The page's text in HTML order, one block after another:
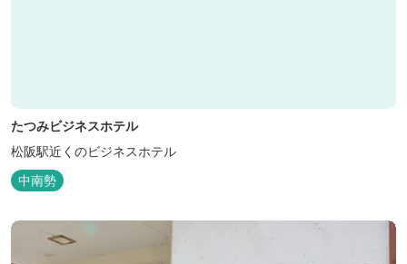
たつみビジネスホテル
松阪駅近くのビジネスホテル
中南勢